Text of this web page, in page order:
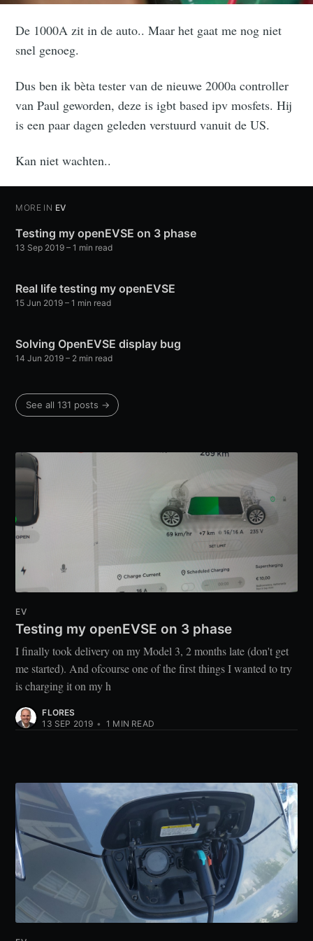
De 1000A zit in de auto.. Maar het gaat me nog niet
snel genoeg.
Dus ben ik bèta tester van de nieuwe 2000a controller
van Paul geworden, deze is igbt based ipv mosfets. Hij
is een paar dagen geleden verstuurd vanuit de US.
Kan niet wachten..
MORE IN EV
Testing my openEVSE on 3 phase
13 Sep 2019 –1 min read
Real life testing my openEVSE
15 Jun 2019 –1 min read
Solving OpenEVSE display bug
14 Jun 2019 – 2 min read
See all131 posts →
EV
Testing my openEVSE on 3 phase
I finally took delivery on my Model 3, 2 months late (don't get
me started). And ofcourse one of the first things I wanted to try
is charging it on my h
FLORES
13 SEP 2019 • 1 MIN READ